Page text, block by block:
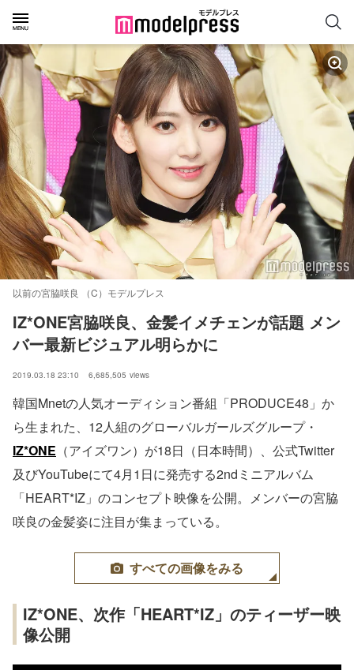
以前の宮脇咲良 （C）モデルプレス
IZ*ONE宮脇咲良、金髪イメチェンが話題 メン
バー最新ビジュアル明らかに
2019.03.18 23:10 6,685,505 views
韓国Mnetの人気オーディション番組「PRODUCE48」か
ら生まれた、12人組のグローバルガールズグループ・
IZ*ONE （アイズワン）が18日（日本時間）、公式Twitter
及びYouTubeにて4月1日に発売する2ndミニアルバム
「HEART*IZ」のコンセプト映像を公開。メンバーの宮脇
咲良の金髪姿に注目が集まっている。
すべての画像をみる
IZ*ONE、次作「HEART*IZ」のティーザー映
像公開